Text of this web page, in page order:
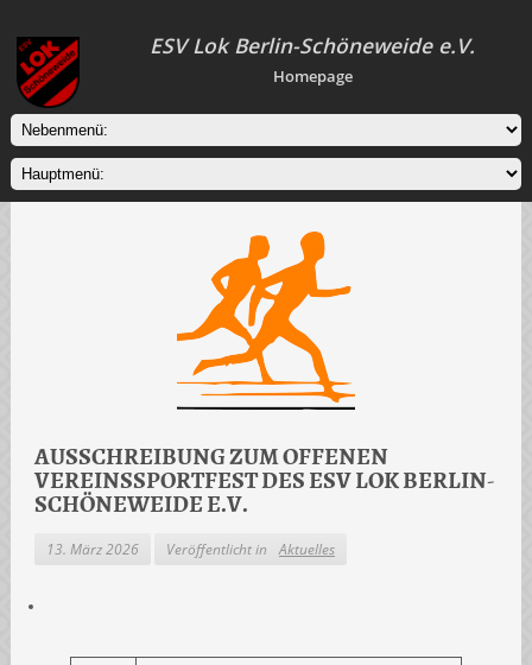
ESV Lok Berlin-Schöneweide e.V.
Homepage
AUSSCHREIBUNG ZUM OFFENEN
VEREINSSPORTFEST DES ESV LOK BERLIN-
SCHÖNEWEIDE E.V.
13. März 2026 Veröffentlicht in Aktuelles